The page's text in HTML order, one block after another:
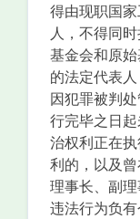
得由现职国
人，不得同
基金会和原
的法定代表人
因犯罪被
行完毕之日
治权利正在
利的，以及
理事长、副
违法行为负